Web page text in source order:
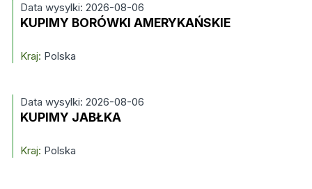
Data wysylki: 2026-08-06
KUPIMY BORÓWKI AMERYKAŃSKIE
Kraj: Polska
Data wysylki: 2026-08-06
KUPIMY JABŁKA
Kraj: Polska